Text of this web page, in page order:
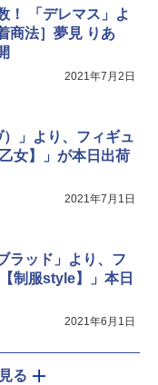
！ 「デレマス」よ
商法］夢見 りあ
2021年7月2日
）」より、フィギュ
女】」が本日出荷
2021年7月1日
ラッド」より、フ
制服style】」本日
2021年6月1日
る